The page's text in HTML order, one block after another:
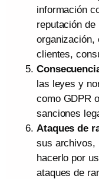
información
reputación de
organización,
clientes,
las leyes y
como GDPR
sanciones
Ataques de
sus archivos,
hacerlo por
ataques de